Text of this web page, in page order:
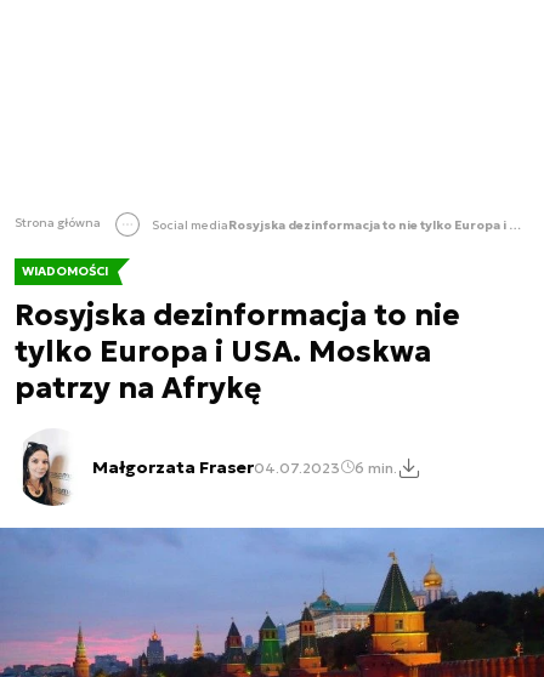
Strona główna Social media Rosyjska dezinformacja to nie tylko Europa i USA. Moskwa patrzy na Afrykę
WIADOMOŚCI
Rosyjska dezinformacja to nie
tylko Europa i USA. Moskwa
patrzy na Afrykę
Małgorzata Fraser04.07.2023 6 min.